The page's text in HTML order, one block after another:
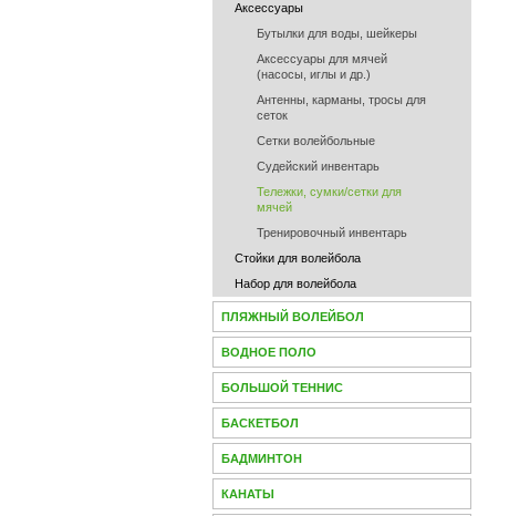
Аксессуары
Бутылки для воды, шейкеры
Аксессуары для мячей
(насосы, иглы и др.)
Антенны, карманы, тросы для
сеток
Сетки волейбольные
Судейский инвентарь
Тележки, сумки/сетки для
мячей
Тренировочный инвентарь
Стойки для волейбола
Набор для волейбола
ПЛЯЖНЫЙ ВОЛЕЙБОЛ
ВОДНОЕ ПОЛО
БОЛЬШОЙ ТЕННИС
БАСКЕТБОЛ
БАДМИНТОН
КАНАТЫ